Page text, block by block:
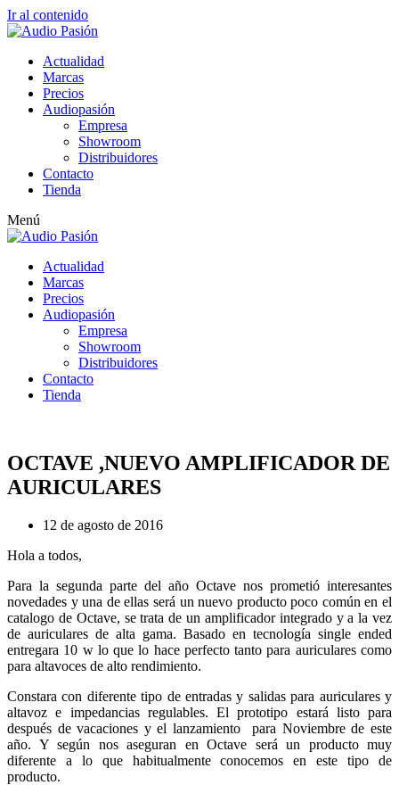
Ir al contenido
Actualidad
Marcas
Precios
Audiopasión
Empresa
Showroom
Distribuidores
Contacto
Tienda
Menú
Actualidad
Marcas
Precios
Audiopasión
Empresa
Showroom
Distribuidores
Contacto
Tienda
OCTAVE ,NUEVO AMPLIFICADOR DE
AURICULARES
12 de agosto de 2016
Hola a todos,
Para la segunda parte del año Octave nos prometió interesantes
novedades y una de ellas será un nuevo producto poco común en el
catalogo de Octave, se trata de un amplificador integrado y a la vez
de auriculares de alta gama. Basado en tecnología single ended
entregara 10 w lo que lo hace perfecto tanto para auriculares como
para altavoces de alto rendimiento.
Constara con diferente tipo de entradas y salidas para auriculares y
altavoz e impedancias regulables. El prototipo estará listo para
después de vacaciones y el lanzamiento para Noviembre de este
año. Y según nos aseguran en Octave será un producto muy
diferente a lo que habitualmente conocemos en este tipo de
producto.